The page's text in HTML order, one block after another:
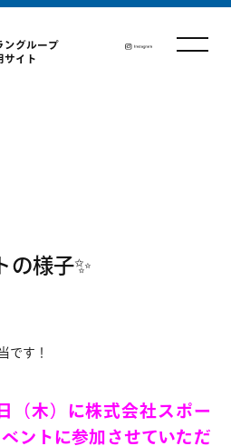
ングループ
サイト
の様子✨
です！
（木）に株式会社スポー
ントに参加させていただ